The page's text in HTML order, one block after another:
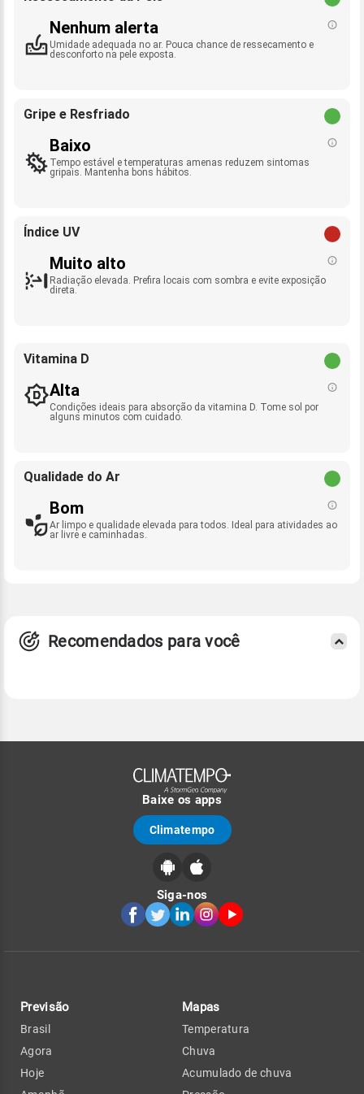
Nenhum alerta
Umidade adequada no ar. Pouca chance de ressecamento e
desconforto na pele exposta.
Gripe e Resfriado
Baixo
Tempo estável e temperaturas amenas reduzem sintomas
gripais. Mantenha bons hábitos.
Índice UV
Muito alto
Radiação elevada. Prefira locais com sombra e evite exposição
direta.
Vitamina D
Alta
Condições ideais para absorção da vitamina D. Tome sol por
alguns minutos com cuidado.
Qualidade do Ar
Bom
Ar limpo e qualidade elevada para todos. Ideal para atividades ao
ar livre e caminhadas.
Recomendados para você
Baixe os apps
Climatempo
Siga-nos
Previsão
Brasil
Agora
Hoje
Mapas
Temperatura
Chuva
Acumulado de chuva